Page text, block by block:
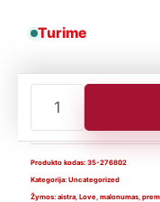
Turime
kiekis:
Love
Bath
–
Produkto kodas: 35-276802
Kategorija: Uncategorized
Žymos: aistra Love malonumas